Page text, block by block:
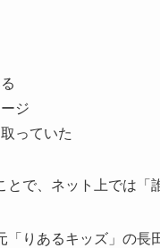
ジ
っていた
とで、ネット上では「
りあるキッズ」の長